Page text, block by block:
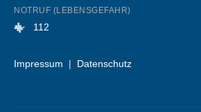
NOTRUF (LEBENSGEFAHR)
112
Impressum | Datenschutz